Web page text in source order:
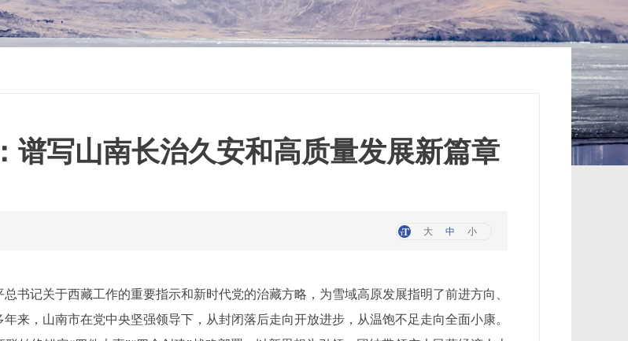
谱写山南长治久安和高质量发展新篇章
大 中 小
书记关于西藏工作的重要指示和新时代党的治藏方略，为雪域高原发展指明了前进方向、
来，山南市在党中央坚强领导下，从封闭落后走向开放进步，从温饱不足走向全面小康。